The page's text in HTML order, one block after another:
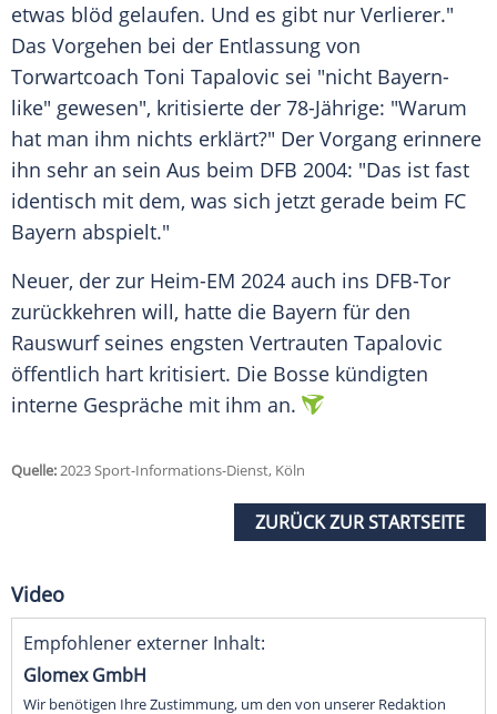
etwas blöd gelaufen. Und es gibt nur Verlierer."
Das Vorgehen bei der Entlassung von
Torwartcoach Toni Tapalovic sei "nicht Bayern-
like" gewesen", kritisierte der 78-Jährige: "Warum
hat man ihm nichts erklärt?" Der Vorgang erinnere
ihn sehr an sein Aus beim DFB 2004: "Das ist fast
identisch mit dem, was sich jetzt gerade beim FC
Bayern abspielt."
Neuer, der zur Heim-EM 2024 auch ins DFB-Tor
zurückkehren will, hatte die Bayern für den
Rauswurf seines engsten Vertrauten Tapalovic
öffentlich hart kritisiert. Die Bosse kündigten
interne Gespräche mit ihm an.
Quelle:2023 Sport-Informations-Dienst, Köln
ZURÜCK ZUR STARTSEITE
Video
Empfohlener externer Inhalt:
Glomex GmbH
Wir benötigen Ihre Zustimmung, um den von unserer Redaktion